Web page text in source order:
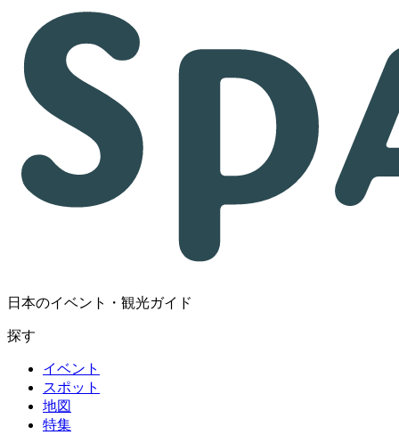
日本のイベント・観光ガイド
探す
イベント
スポット
地図
特集